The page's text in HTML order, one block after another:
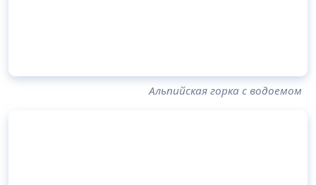
Альпийская горка с водоемом